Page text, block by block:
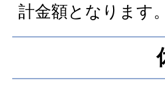
計金額となります。